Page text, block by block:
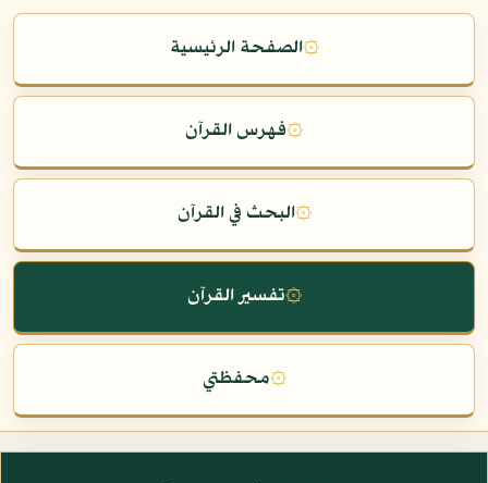
۞الصفحة الرئيسية
۞فهرس القرآن
۞البحث في القرآن
۞تفسير القرآن
۞محفظتي